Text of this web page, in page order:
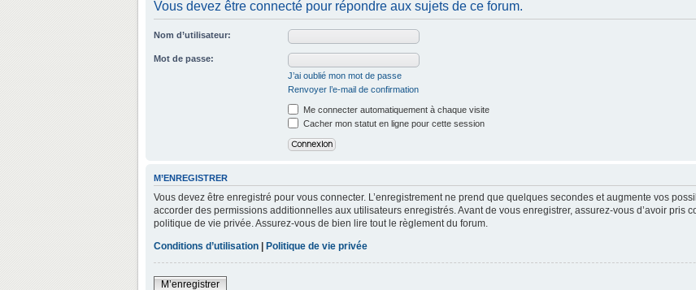
Vous devez être connecté pour répondre aux sujets de ce forum.
Nom d’utilisateur:
Mot de passe:
J’ai oublié mon mot de passe
Renvoyer l’e-mail de confirmation
Me connecter automatiquement à chaque visite
Cacher mon statut en ligne pour cette session
M’ENREGISTRER
Vous devez être enregistré pour vous connecter. L’enregistrement ne prend que quelques secondes et augmente vos
accorder des permissions additionnelles aux utilisateurs enregistrés. Avant de vous enregistrer, assurez-vous d’avoir pris
politique de vie privée. Assurez-vous de bien lire tout le règlement du forum.
Conditions d’utilisation | Politique de vie privée
M’enregistrer